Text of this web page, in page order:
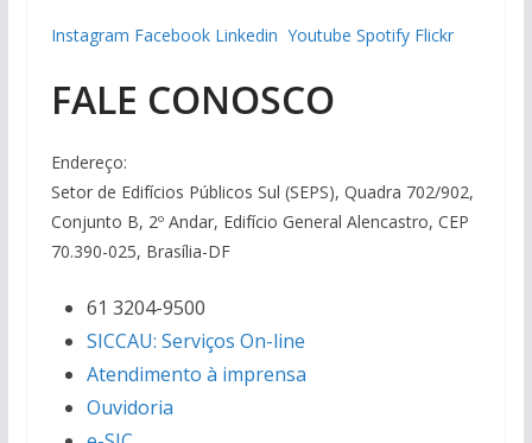
Instagram Facebook Linkedin Youtube Spotify Flickr
FALE CONOSCO
Endereço:
Setor de Edifícios Públicos Sul (SEPS), Quadra 702/902,
Conjunto B, 2º Andar, Edifício General Alencastro, CEP
70.390-025, Brasília-DF
61 3204-9500
SICCAU: Serviços On-line
Atendimento à imprensa
Ouvidoria